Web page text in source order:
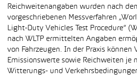
Reichweitenangaben wurden nach
vorgeschriebenen Messverfahren
Light-Duty Vehicles Test Procedure“
nach WLTP ermittelten Angaben
von Fahrzeugen. In der Praxis können
Emissionswerte sowie Reichweiten je
Witterungs- und